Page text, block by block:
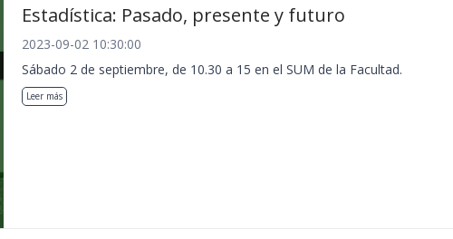
Estadística: Pasado, presente y futuro
2023-09-02 10:30:00
Sábado 2 de septiembre, de 10.30 a 15 en el SUM de la Facultad.
Leer más